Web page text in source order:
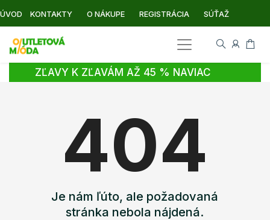
ÚVOD KONTAKTY O NÁKUPE REGISTRÁCIA SÚŤAŽ
ZĽAVY K ZĽAVÁM AŽ 45 % NAVIAC
404
Je nám ľúto, ale požadovaná
stránka nebola nájdená.